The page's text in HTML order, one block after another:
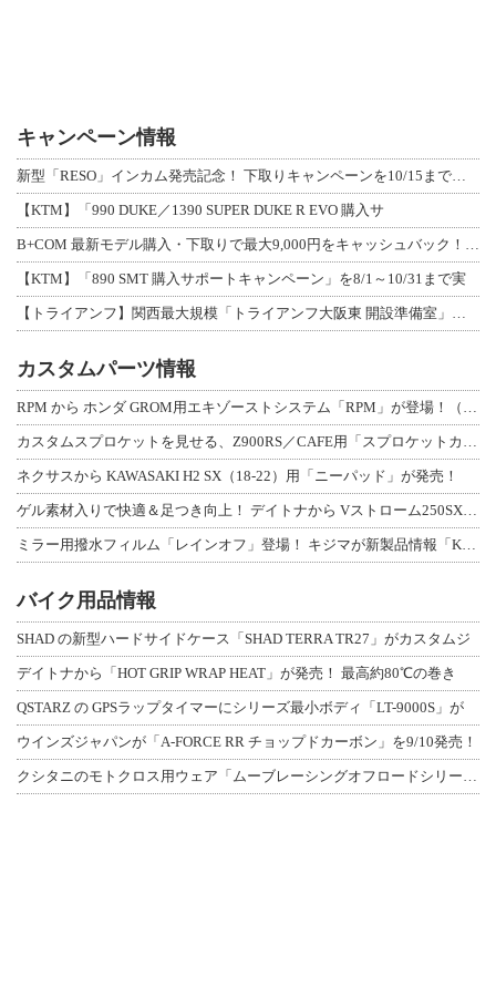
キャンペーン情報
【KTM】「990 DUKE／1390 SUPER DUKE R EVO 購入サ
【KTM】「890 SMT 購入サポートキャンペーン」を8/1～10/31まで実
カスタムパーツ情報
ネクサスから KAWASAKI H2 SX（18-22）用「ニーパッド」が発売！
バイク用品情報
SHAD の新型ハードサイドケース「SHAD TERRA TR27」がカスタムジ
デイトナから「HOT GRIP WRAP HEAT」が発売！ 最高約80℃の巻き
QSTARZ の GPSラップタイマーにシリーズ最小ボディ「LT-9000S」が
ウインズジャパンが「A-FORCE RR チョップドカーボン」を9/10発売！